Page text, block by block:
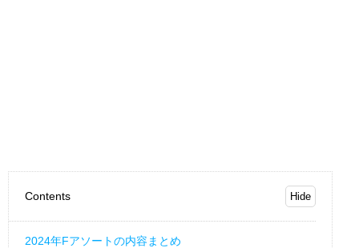
Contents
2024年Fアソートの内容まとめ